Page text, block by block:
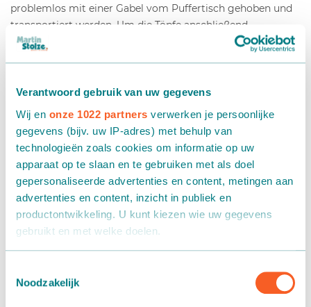
Verantwoord gebruik van uw gegevens
Wij en onze 1022 partners verwerken je persoonlijke
gegevens (bijv. uw IP-adres) met behulp van
technologieën zoals cookies om informatie op uw
apparaat op te slaan en te gebruiken met als doel
gepersonaliseerde advertenties en content, metingen aan
advertenties en content, inzicht in publiek en
productontwikkeling. U kunt kiezen wie uw gegevens
gebruikt en met welke doelen.
Informatie verzamelen over uw geografische locatie,
Noodzakelijk
problemlos mit einer Gabel vom Puffertisch gehoben und
transportiert werden. Um die Töpfe anschließend
umzustellen und weiter auseinanderzurücken, kann ein
Hilfe spezieller Ketten, die über die Zinken der Gabel laufen,
können die Töpfe problemlos in einem beliebig
einstellbaren Abstand abgesetzt werden. So erzielen Sie
auch ohne Mühe einen gleichmäßigen Abstand zwischen
den Töpfen. Unser Sortiment umfasst diverse Arten von
Absetzgabeln, festen und Handgabeln, sowohl in
Standardausführung als auch maßgeschneidert.
Informieren Sie sich über die Möglichkeiten.
Gesamtlösungen für die Automatisierung Ihres
Wir automatisieren Ihren internen Transport ganz nach